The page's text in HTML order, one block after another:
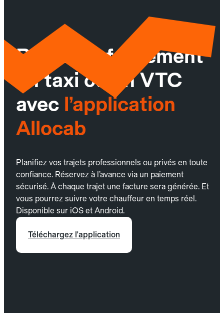
Réservez facilement
un taxi ou un VTC
avec l’application
Allocab
Planifiez vos trajets professionnels ou privés en toute
confiance. Réservez à l’avance via un paiement
sécurisé. À chaque trajet une facture sera générée. Et
vous pourrez suivre votre chauffeur en temps réel.
Disponible sur iOS et Android.
Téléchargez l'application